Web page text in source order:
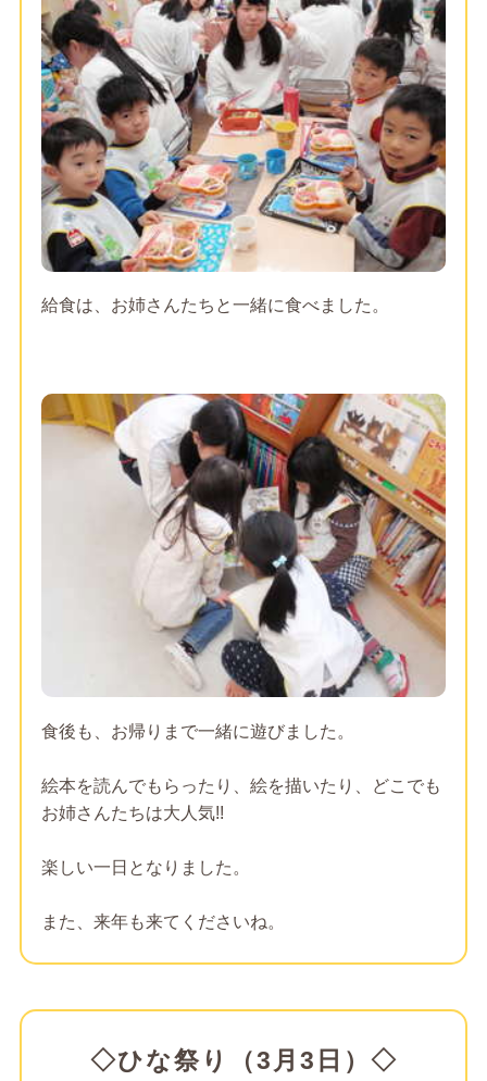
給食は、お姉さんたちと一緒に食べました。
食後も、お帰りまで一緒に遊びました。
絵本を読んでもらったり、絵を描いたり、どこでも
お姉さんたちは大人気!!
楽しい一日となりました。
また、来年も来てくださいね。
◇ひな祭り（3月3日）◇